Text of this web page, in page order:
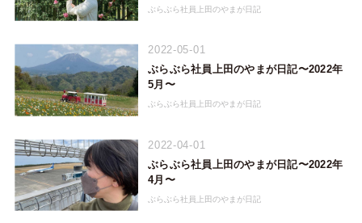
ぶらぶら社員上田のやまが日記
2022-05-01
ぶらぶら社員上田のやまが日記〜2022年
5月〜
ぶらぶら社員上田のやまが日記
2022-04-01
ぶらぶら社員上田のやまが日記〜2022年
4月〜
ぶらぶら社員上田のやまが日記